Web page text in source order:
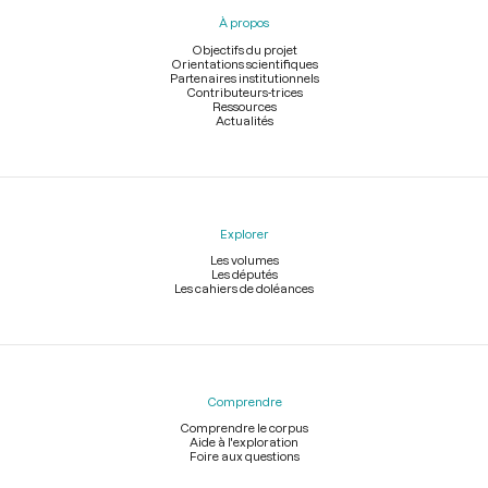
À propos
Objectifs du projet
Orientations scientifiques
Partenaires institutionnels
Contributeurs-trices
Ressources
Actualités
Explorer
Les volumes
Les députés
Les cahiers de doléances
Comprendre
Comprendre le corpus
Aide à l'exploration
Foire aux questions